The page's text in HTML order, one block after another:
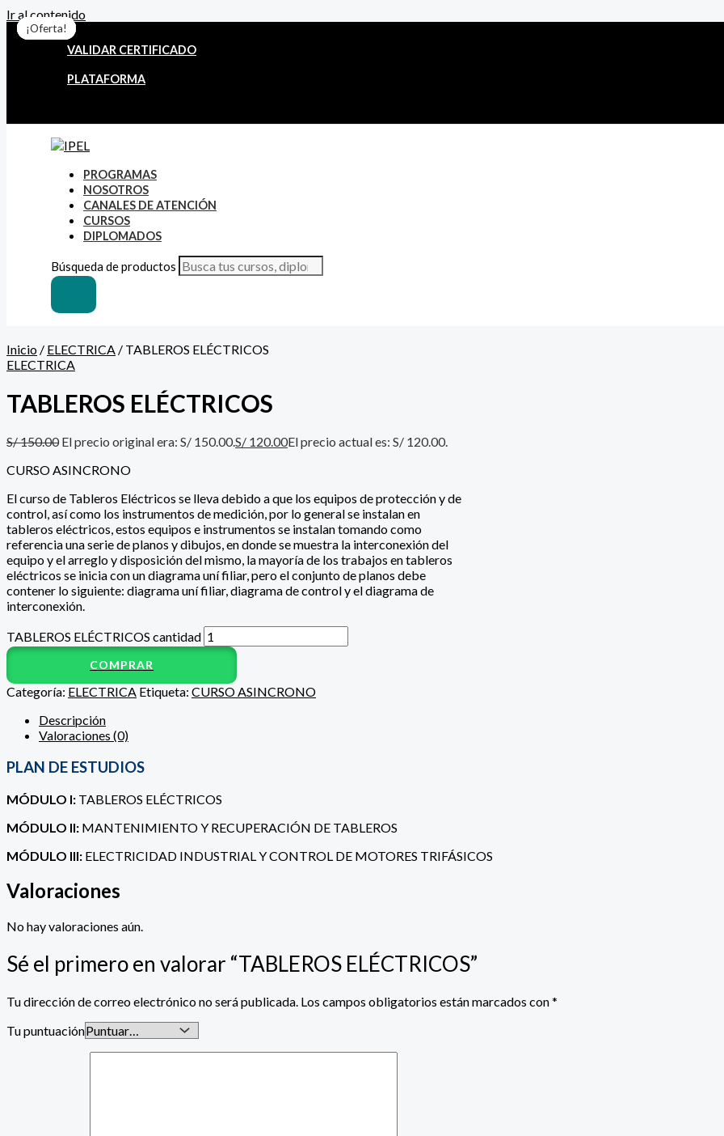
Ir al contenido
VALIDAR CERTIFICADO
PLATAFORMA
PROGRAMAS
NOSOTROS
CANALES DE ATENCIÓN
CURSOS
DIPLOMADOS
Búsqueda de productos
¡Oferta!
Inicio / ELECTRICA / TABLEROS ELÉCTRICOS
ELECTRICA
TABLEROS ELÉCTRICOS
S/150.00 El precio original era: S/ 150.00.S/ 120.00El precio actual es: S/ 120.00.
CURSO ASINCRONO
El curso de Tableros Eléctricos se lleva debido a que los equipos de protección y de
control, así como los instrumentos de medición, por lo general se instalan en
tableros eléctricos, estos equipos e instrumentos se instalan tomando como
referencia una serie de planos y dibujos, en donde se muestra la interconexión del
equipo y el arreglo y disposición del mismo, la mayoría de los trabajos en tableros
eléctricos se inicia con un diagrama uní filiar, pero el conjunto de planos debe
contener lo siguiente: diagrama uní filiar, diagrama de control y el diagrama de
interconexión.
TABLEROS ELÉCTRICOS cantidad
COMPRAR
Categoría: ELECTRICA Etiqueta: CURSO ASINCRONO
Descripción
Valoraciones (0)
PLAN DE ESTUDIOS
MÓDULO I: TABLEROS ELÉCTRICOS
MÓDULO II: MANTENIMIENTO Y RECUPERACIÓN DE TABLEROS
MÓDULO III: ELECTRICIDAD INDUSTRIAL Y CONTROL DE MOTORES TRIFÁSICOS
Valoraciones
No hay valoraciones aún.
Sé el primero en valorar “TABLEROS ELÉCTRICOS”
Tu dirección de correo electrónico no será publicada. Los campos obligatorios están marcados con*
Tu puntuación
¡Oferta!
¡Oferta!
¡Oferta!
¡Oferta!
¡Oferta!
¡Oferta!